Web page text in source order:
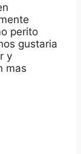
perito
gustaria
y
mas